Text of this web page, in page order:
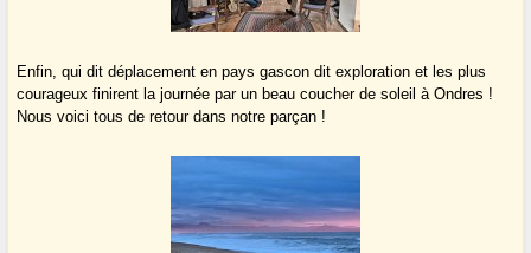
Enfin, qui dit déplacement en pays gascon dit exploration et les plus
courageux finirent la journée par un beau coucher de soleil à Ondres !
Nous voici tous de retour dans notre parçan !